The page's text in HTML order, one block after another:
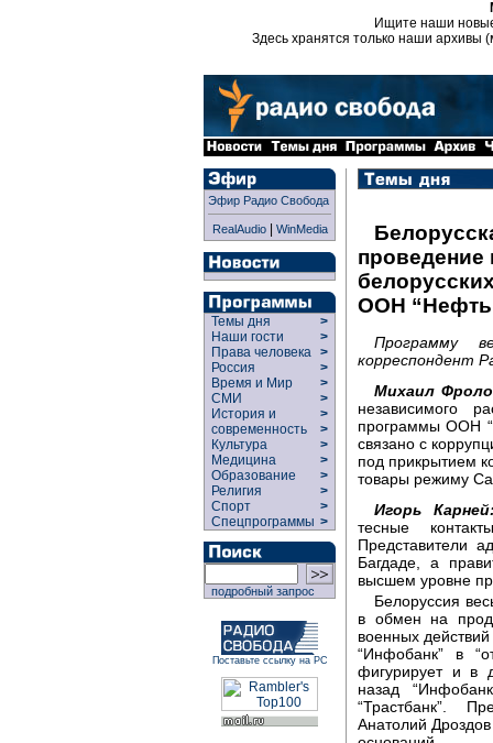
Ищите наши
Здесь хранятся только наши архивы
Эфир Радио Свобода
RealAudio| WinMedia
Темы дня
>
Наши гости
>
Права человека >
Россия
>
Время и Мир
>
СМИ
>
История и
современность
>
>
Культура
>
Медицина
>
Образование
>
Религия
>
Спорт
>
Спецпрограммы >
подробный запрос
Поставьте ссылку на РС
проведение
ООН “Нефть
Программу
корреспондент
Михаил
независимого
программы ООН
связано с
под прикрытием
товары режиму
Игорь
тесные
Представители
Багдаде, а
высшем уровне
Белоруссия
в обмен на
военных
“Инфобанк” в
фигурирует и в
назад
“Трастбанк”.
Анатолий